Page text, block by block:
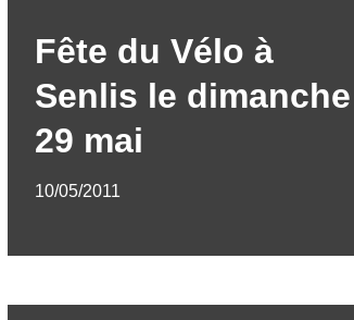
Fête du Vélo à
Senlis le dimanche
29 mai
10/05/2011